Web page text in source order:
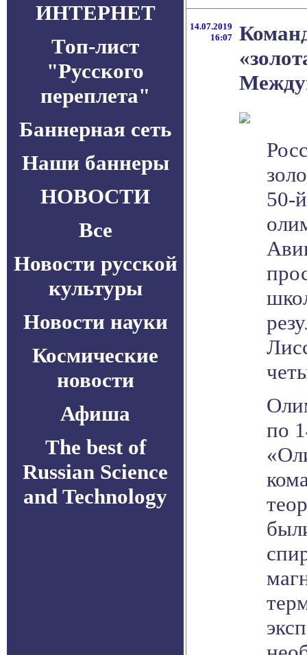
ИНТЕРНЕТ
Топ-лист
"Русского
переплета"
Баннерная сеть
Наши баннеры
НОВОСТИ
Все
Новости русской
культуры
Новости науки
Космические
новости
Афиша
The best of
Russian Science
and Technology
14.07.2019
16:07
50-
по